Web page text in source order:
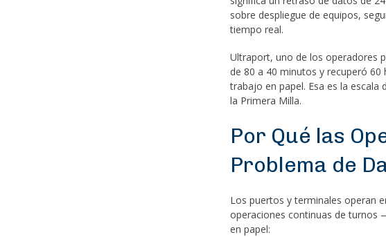
sobre despliegue de equipos,
tiempo real.
Ultraport, uno de los operadores
de 80 a 40 minutos y recuperó
trabajo en papel. Esa es la
la Primera Milla.
Por Qué las
Problema de
Los puertos y terminales operan
operaciones continuas de turnos
en papel: